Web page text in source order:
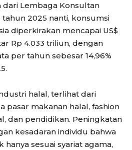
Lembaga Konsultan
2025 nanti, konsumsi
diperkirakan mencapai US$
Rp 4.033 triliun, dengan
per tahun sebesar 14,96%
halal, terlihat dari
pasar makanan halal, fashion
dan pendidikan. Peningkatan
kesadaran individu bahwa
sesuai syariat agama,